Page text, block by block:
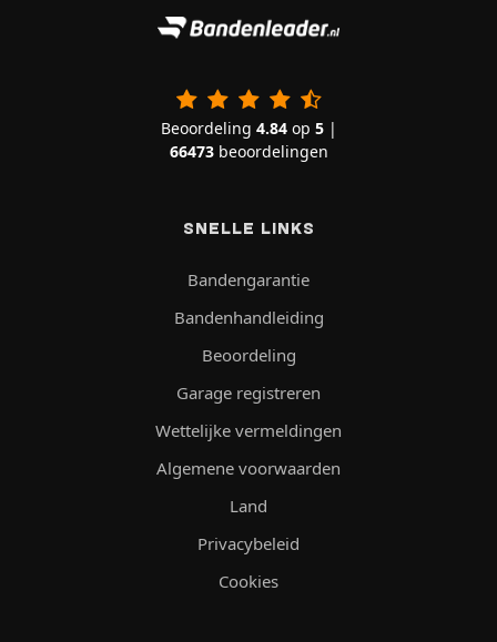
Beoordeling 4.84op 5|
66473beoordelingen
SNELLE LINKS
Bandengarantie
Bandenhandleiding
Beoordeling
Garage registreren
Wettelijke vermeldingen
Algemene voorwaarden
Land
Privacybeleid
Cookies